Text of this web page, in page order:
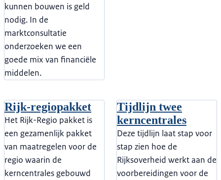
kunnen bouwen is geld
nodig. In de
marktconsultatie
onderzoeken we een
goede mix van financiële
middelen.
Rijk-regiopakket
Het Rijk-Regio pakket is
een gezamenlijk pakket
van maatregelen voor de
regio waarin de
kerncentrales gebouwd
Tijdlijn twee
kerncentrales
Deze tijdlijn laat stap voor
stap zien hoe de
Rijksoverheid werkt aan de
voorbereidingen voor de